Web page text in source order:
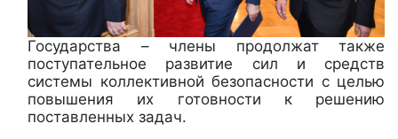
Государства – члены продолжат также
поступательное развитие сил и средств
системы коллективной безопасности с целью
повышения их готовности к решению
поставленных задач.